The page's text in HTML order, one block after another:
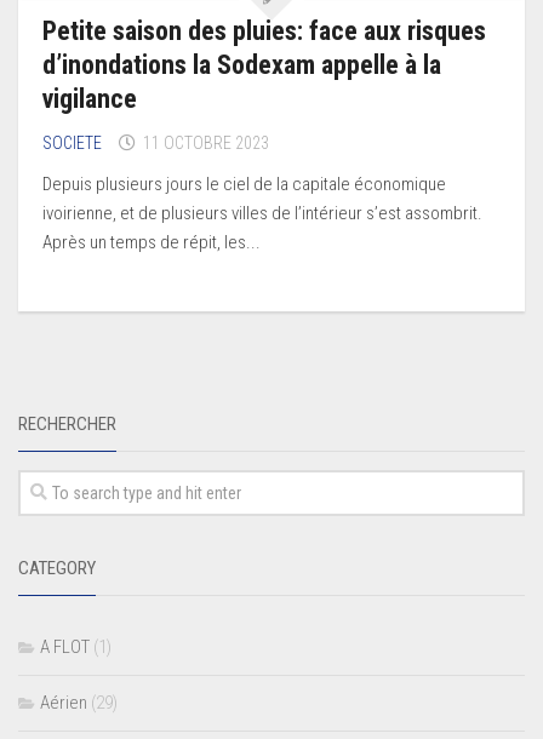
Petite saison des pluies: face aux risques
d’inondations la Sodexam appelle à la
vigilance
SOCIETE 11 OCTOBRE 2023
Depuis plusieurs jours le ciel de la capitale économique
ivoirienne, et de plusieurs villes de l’intérieur s’est assombrit.
Après un temps de répit, les...
RECHERCHER
CATEGORY
A FLOT (1)
Aérien (29)